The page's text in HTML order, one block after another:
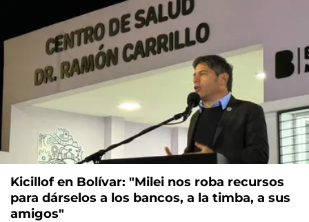
Kicillof en Bolívar: "Milei nos roba recursos
para dárselos a los bancos, a la timba, a sus
amigos"